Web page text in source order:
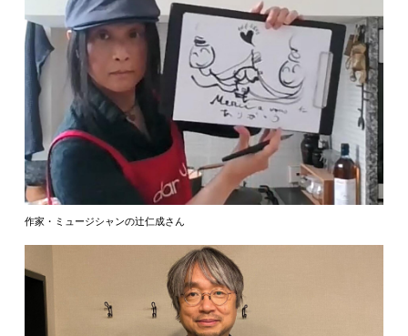
作家・ミュージシャンの辻仁成さん